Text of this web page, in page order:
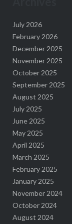
July 2026
February 2026
December 2025
November 2025
October 2025
September 2025
August 2025
July 2025
June 2025
May 2025
April 2025
March 2025
February 2025
January 2025
November 2024
October 2024
August 2024